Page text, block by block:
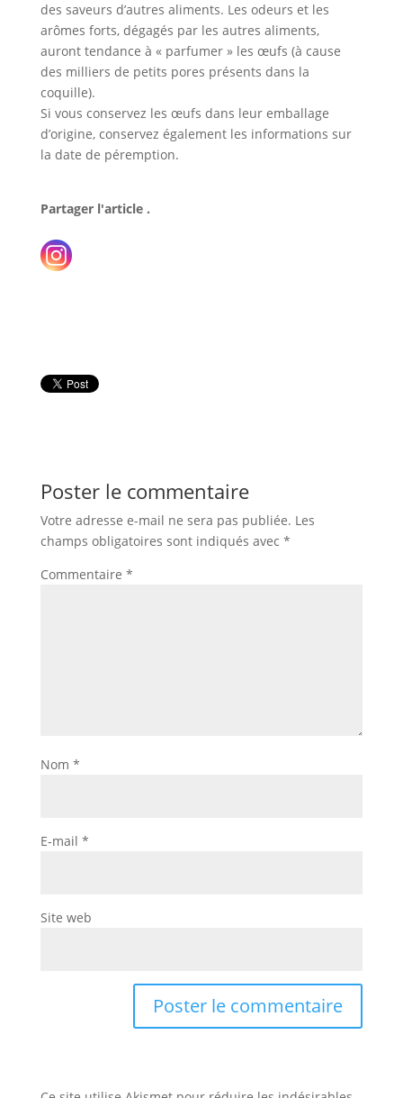
des saveurs d’autres aliments. Les odeurs et les
arômes forts, dégagés par les autres aliments,
auront tendance à « parfumer » les œufs (à cause
des milliers de petits pores présents dans la
coquille).
Si vous conservez les œufs dans leur emballage
d’origine, conservez également les informations sur
la date de péremption.
Partager l'article .
Poster le commentaire
Votre adresse e-mail ne sera pas publiée. Les
champs obligatoires sont indiqués avec *
Commentaire *
Nom *
E-mail *
Site web